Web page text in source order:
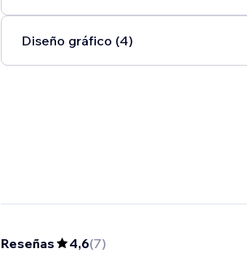
Diseño gráfico (4)
Reseñas 4,6(7)